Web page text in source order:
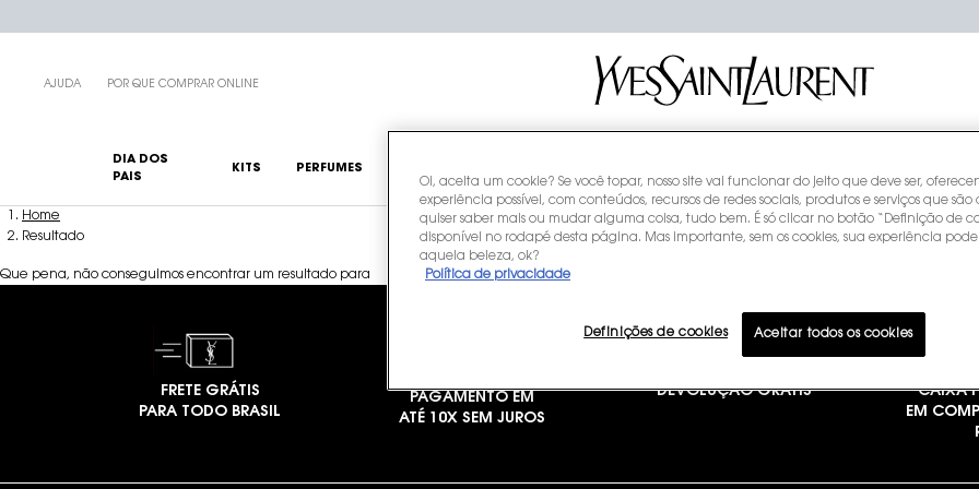
AJUDA POR QUE COMPRAR ONLINE
DIA DOS
PAIS
KITS PERFUMES
ÍCONES
COMPROMISSOS
CLUB
Main content
Home
Resultado
Que pena, não conseguimos encontrar um resultado para
FRETE GRÁTIS
PARA TODO BRASIL
PAGAMENTO EM
ATÉ 10X SEM JUROS
DEVOLUÇÃO GRÁTIS
CAIXA
EM
Oi, aceita um cookie? Se você topar, nosso site vai funcionar do jeito que deve ser,
experiência possível, com conteúdos, recursos de redes sociais, produtos e serviços que são
quiser saber mais ou mudar alguma coisa, tudo bem. É só clicar no botão “Definição de
disponível no rodapé desta página. Mas importante, sem os cookies, sua experiência pode
aquela beleza, ok?
Política de privacidade
Definições de cookies Aceitar todos os cookies